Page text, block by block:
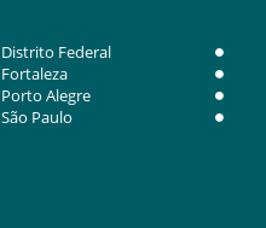
Distrito Federal
Fortaleza
Porto Alegre
São Paulo